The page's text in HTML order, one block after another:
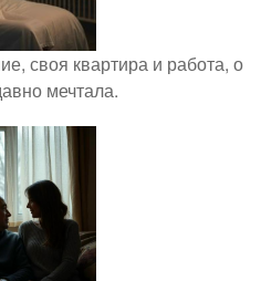
своя квартира и работа, о
мечтала.